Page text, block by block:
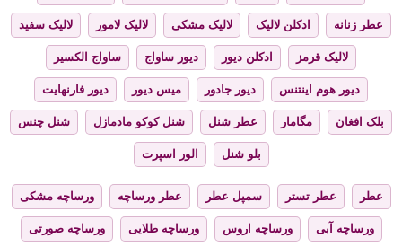
عطر زنانه ادکلن لالیک لالیک مشکی لالیک لامور لالیک سفید
لالیک قرمز ادکلن دیور دیور ساواج ساواج الکسیر
دیور هوم اینتنس دیور جادور میس دیور دیور فارنهایت
بلک افغان مگامار عطر شنل شنل کوکو مادمازل شنل چنس
بلو شنل الور اسپرت
عطر عطر تستر سمپل عطر عطر ورساچه ورساچه مشکی
ورساچه آبی ورساچه اروس ورساچه طلایی ورساچه صورتی